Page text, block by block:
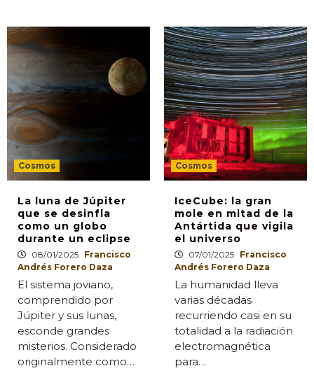
Cosmos
La luna de Júpiter
que se desinfla
como un globo
durante un eclipse
08/01/2025 Francisco
Andrés Forero Daza
El sistema joviano,
comprendido por
Júpiter y sus lunas,
esconde grandes
misterios. Considerado
originalmente como…
Cosmos
IceCube: la gran
mole en mitad de la
Antártida que vigila
el universo
07/01/2025 Francisco
Andrés Forero Daza
La humanidad lleva
varias décadas
recurriendo casi en su
totalidad a la radiación
electromagnética
para…